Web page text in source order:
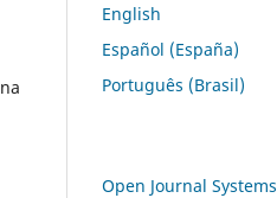
English
Español (España)
Português (Brasil)
Open Journal Systems